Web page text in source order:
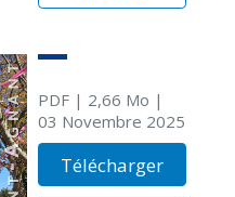
PDF| 2,66 Mo |
03 Novembre 2025
Télécharger